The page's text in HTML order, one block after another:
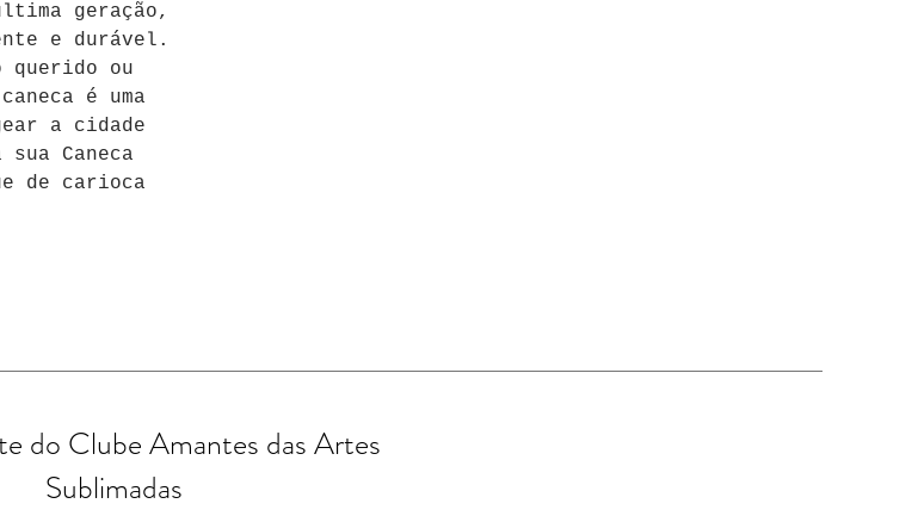
geração,
e durável.
querido ou
é uma
a cidade
Caneca
de carioca
do Clube Amantes das Artes
Sublimadas